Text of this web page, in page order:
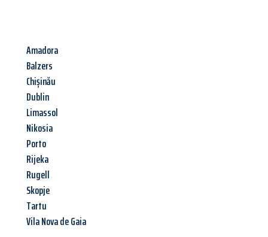
Amadora
Balzers
Chișinău
Dublin
Limassol
Nikosia
Porto
Rijeka
Rugell
Skopje
Tartu
Vila Nova de Gaia